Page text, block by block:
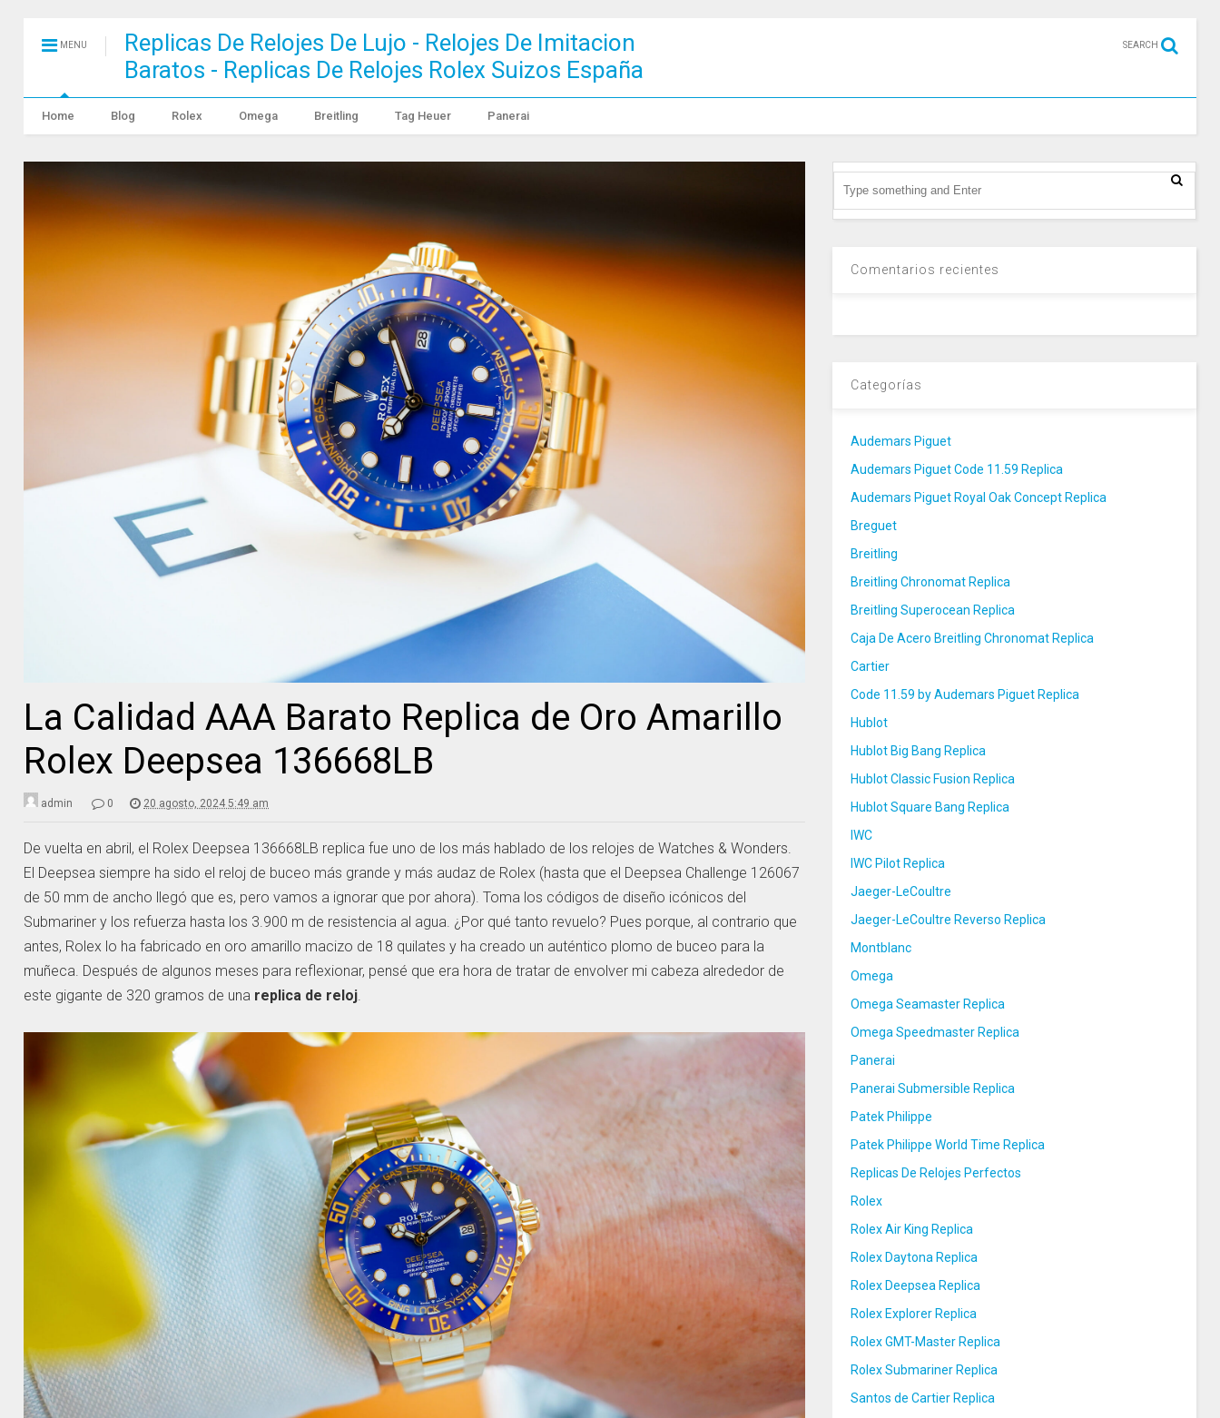
MENU
Replicas De Relojes De Lujo - Relojes De Imitacion
Baratos - Replicas De Relojes Rolex Suizos España
SEARCH
Home Blog Rolex Omega Breitling Tag Heuer Panerai
La Calidad AAA Barato Replica de Oro Amarillo
Rolex Deepsea 136668LB
admin 0 20 agosto, 2024 5:49 am
De vuelta en abril, el Rolex Deepsea 136668LB replica fue uno de los más hablado de los relojes de Watches & Wonders.
El Deepsea siempre ha sido el reloj de buceo más grande y más audaz de Rolex (hasta que el Deepsea Challenge 126067
de 50 mm de ancho llegó que es, pero vamos a ignorar que por ahora). Toma los códigos de diseño icónicos del
Submariner y los refuerza hasta los 3.900 m de resistencia al agua. ¿Por qué tanto revuelo? Pues porque, al contrario que
antes, Rolex lo ha fabricado en oro amarillo macizo de 18 quilates y ha creado un auténtico plomo de buceo para la
muñeca. Después de algunos meses para reflexionar, pensé que era hora de tratar de envolver mi cabeza alrededor de
este gigante de 320 gramos de una replica de reloj.
Comentarios recientes
Categorías
Audemars Piguet
Audemars Piguet Code 11.59 Replica
Audemars Piguet Royal Oak Concept Replica
Breguet
Breitling
Breitling Chronomat Replica
Breitling Superocean Replica
Caja De Acero Breitling Chronomat Replica
Cartier
Code 11.59 by Audemars Piguet Replica
Hublot
Hublot Big Bang Replica
Hublot Classic Fusion Replica
Hublot Square Bang Replica
IWC
IWC Pilot Replica
Jaeger-LeCoultre
Jaeger-LeCoultre Reverso Replica
Montblanc
Omega
Omega Seamaster Replica
Omega Speedmaster Replica
Panerai
Panerai Submersible Replica
Patek Philippe
Patek Philippe World Time Replica
Replicas De Relojes Perfectos
Rolex
Rolex Air King Replica
Rolex Daytona Replica
Rolex Deepsea Replica
Rolex Explorer Replica
Rolex GMT-Master Replica
Rolex Submariner Replica
Santos de Cartier Replica